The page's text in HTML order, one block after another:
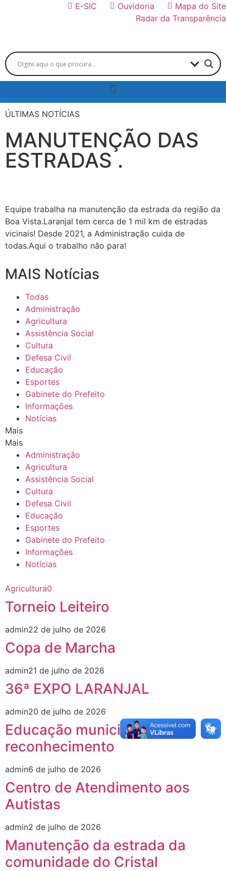
E-SIC Ouvidoria
Mapa do Site
Radar da Transparência
ÚLTIMAS NOTÍCIAS
MANUTENÇÃO DAS
ESTRADAS .
Equipe trabalha na manutenção da estrada da região da
Boa Vista.Laranjal tem cerca de 1 mil km de estradas
vicinais! Desde 2021, a Administração cuida de
todas.Aqui o trabalho não para!
MAIS Notícias
Todas
Administração
Agricultura
Assistência Social
Cultura
Defesa Civil
Educação
Esportes
Gabinete do Prefeito
Informações
Notícias
Mais
Mais
Administração
Agricultura
Assistência Social
Cultura
Defesa Civil
Educação
Esportes
Gabinete do Prefeito
Informações
Notícias
Agricultura0
Torneio Leiteiro
admin22 de julho de 2026
Copa de Marcha
admin21 de julho de 2026
36ª EXPO LARANJAL
admin20 de julho de 2026
Educação municipal recebe
reconhecimento
admin6 de julho de 2026
Centro de Atendimento aos
Autistas
admin2 de julho de 2026
Manutenção da estrada da
comunidade do Cristal